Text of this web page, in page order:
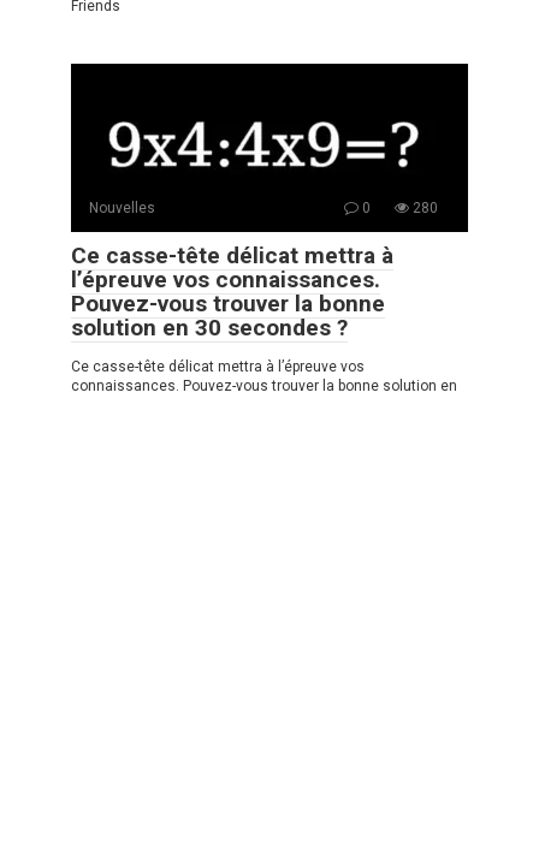
Friends
Nouvelles 0 280
Ce casse-tête délicat mettra à
l’épreuve vos connaissances.
Pouvez-vous trouver la bonne
solution en 30 secondes ?
Ce casse-tête délicat mettra à l’épreuve vos
connaissances. Pouvez-vous trouver la bonne solution en